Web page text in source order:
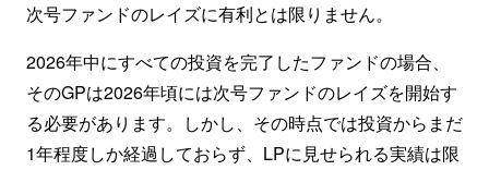
次号ファンドのレイズに有利とは限りません。
2026年中にすべての投資を完了したファンドの場合、
そのGPは2026年頃には次号ファンドのレイズを開始す
る必要があります。しかし、その時点では投資からまだ
1年程度しか経過しておらず、LPに見せられる実績は限